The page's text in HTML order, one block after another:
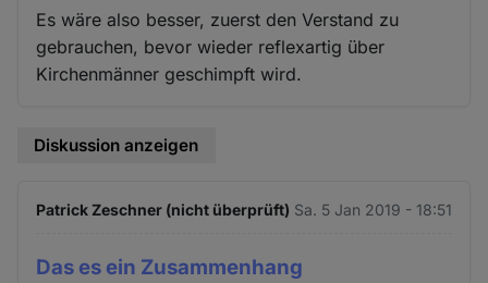
Es wäre also besser, zuerst den Verstand zu
gebrauchen, bevor wieder reflexartig über
Kirchenmänner geschimpft wird.
Diskussion anzeigen
Patrick Zeschner (nicht überprüft) Sa. 5 Jan 2019 - 18:51
Das es ein Zusammenhang